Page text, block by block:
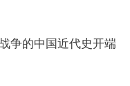
争的中国近代史开端